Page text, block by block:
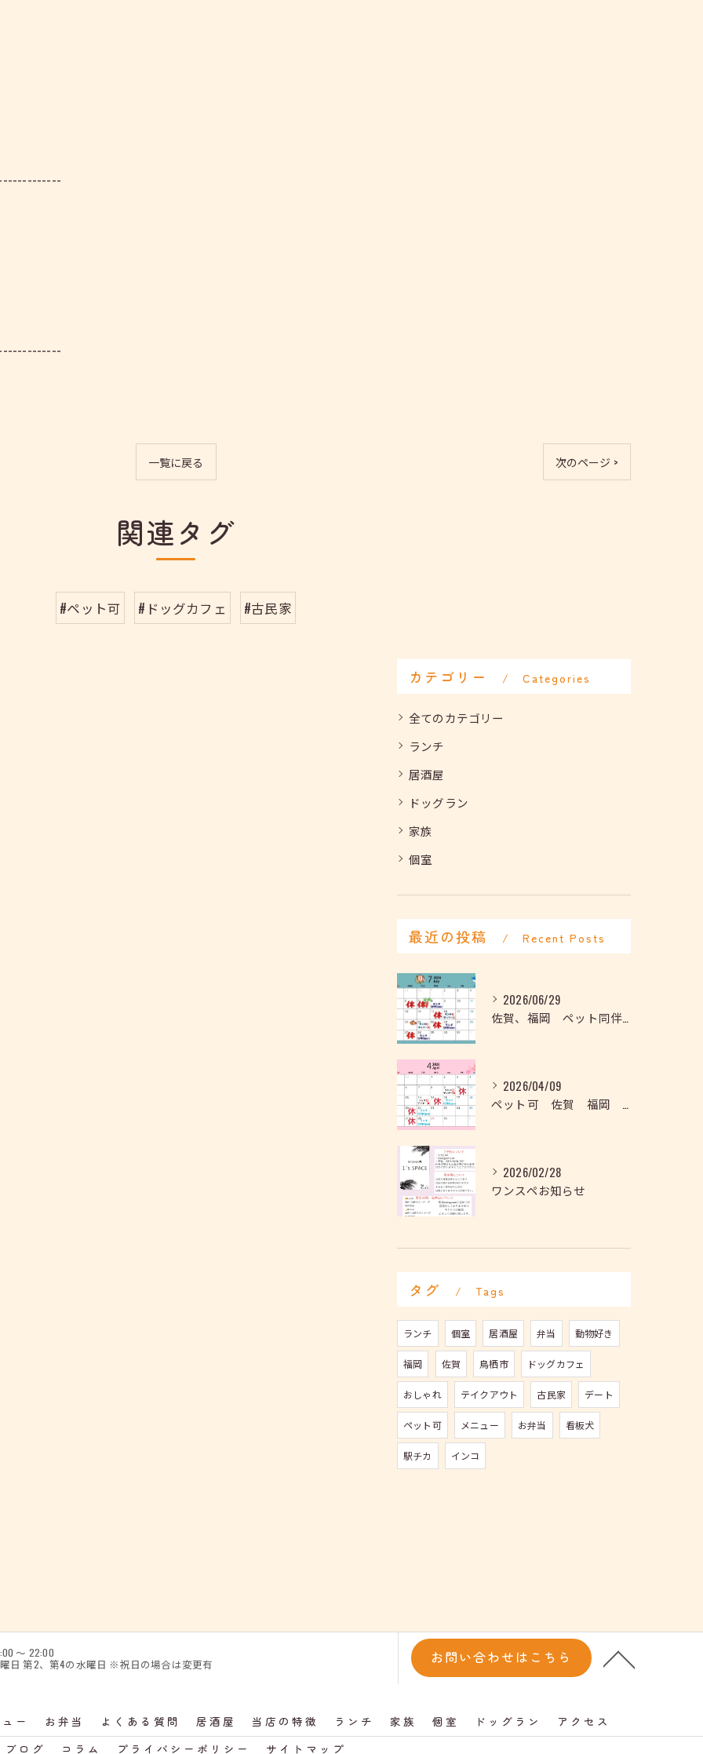
一覧に戻る 次のページ >
関連タグ
#ペット可 #ドッグカフェ #古民家
カテゴリー Categories
全てのカテゴリー
ランチ
居酒屋
ドッグラン
家族
個室
最近の投稿 Recent Posts
2026/06/29
佐賀、福岡 ペット同伴可
2026/04/09
ペット可 佐賀 福岡 鳥栖 久留米
2026/02/28
ワンスペお知らせ
タグ Tags
ランチ 個室 居酒屋 弁当 動物好き
福岡 佐賀 鳥栖市 ドッグカフェ
おしゃれ テイクアウト 古民家 デート
ペット可 メニュー お弁当 看板犬
駅チカ インコ
〜 22:00
日 第2、第4の水曜日 ※祝日の場合は変更有 お問い合わせはこちら
ー お弁当 よくある質問 居酒屋 当店の特徴 ランチ 家族 個室 ドッグラン
アクセス
ブログ
コラム プライバシーポリシー サイトマップ